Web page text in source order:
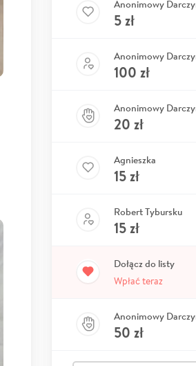
Anonimowy
5zł
Anonimowy
100 zł
Anonimowy
20 zł
Agnieszka
15zł
Robert Tybursku
15zł
Dołącz do listy
Wpłać teraz
Anonimowy
50 zł